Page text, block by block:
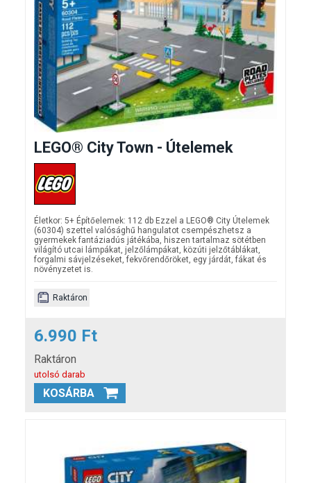
LEGO® City Town - Útelemek
Életkor: 5+ Építőelemek: 112 db Ezzel a LEGO® City Útelemek
(60304) szettel valósághű hangulatot csempészhetsz a
gyermekek fantáziadús játékába, hiszen tartalmaz sötétben
világító utcai lámpákat, jelzőlámpákat, közúti jelzőtáblákat,
forgalmi sávjelzéseket, fekvőrendőröket, egy járdát, fákat és
növényzetet is.
Raktáron
6.990 Ft
Raktáron
utolsó darab
KOSÁRBA